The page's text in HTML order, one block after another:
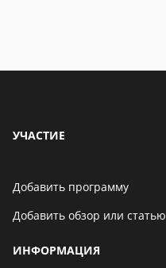
УЧАСТИЕ
Добавить программу
Добавить обзор или статью
ИНФОРМАЦИЯ